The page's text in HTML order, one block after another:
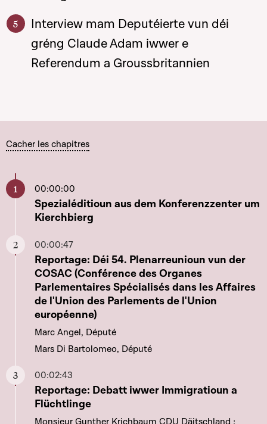
Interview mam Deputéierte vun déi
gréng Claude Adam iwwer e
Referendum a Groussbritannien
Cacher les chapitres
00:00:00
Aller à ce chapitre
Spezialéditioun aus dem Konferenzzenter um
Kierchbierg
00:00:47
Aller à ce chapitre
Reportage: Déi 54. Plenarreunioun vun der
COSAC (Conférence des Organes
Parlementaires Spécialisés dans les Affaires
de l'Union des Parlements de l'Union
européenne)
Marc Angel, Député
Mars Di Bartolomeo, Député
00:02:43
Aller à ce chapitre
Reportage: Debatt iwwer Immigratioun a
Flüchtlinge
Monsieur Gunther Krichbaum CDU Däitschland ;